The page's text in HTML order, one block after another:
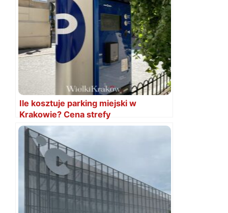
Ile kosztuje parking miejski w
Krakowie? Cena strefy